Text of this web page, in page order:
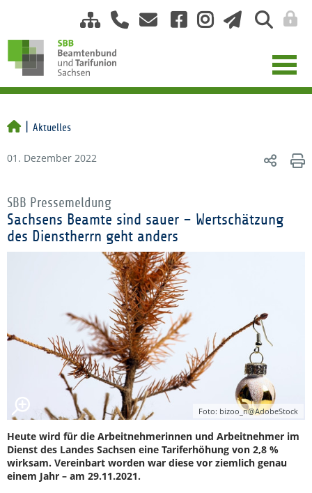
Aktuelles
01. Dezember 2022
SBB Pressemeldung
Sachsens Beamte sind sauer – Wertschätzung
des Dienstherrn geht anders
Foto: bizoo_n@AdobeStock
Heute wird für die Arbeitnehmerinnen und Arbeitnehmer im
Dienst des Landes Sachsen eine Tariferhöhung von 2,8 %
wirksam. Vereinbart worden war diese vor ziemlich genau
einem Jahr – am 29.11.2021.